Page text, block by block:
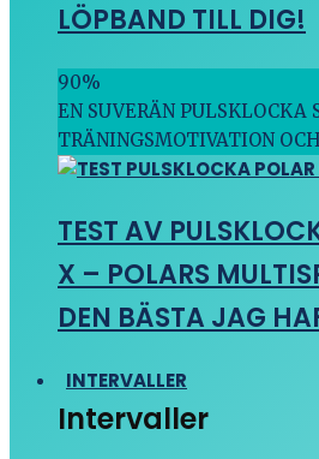
LÖPBAND TILL DIG!
90%
EN SUVERÄN PULSKLOCKA
TRÄNINGSMOTIVATION
TEST AV
X – POLARS
DEN BÄSTA JAG
INTERVALLER
Intervaller